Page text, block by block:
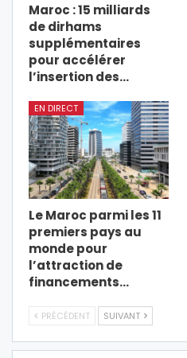
Maroc : 15 milliards
de dirhams
supplémentaires
pour accélérer
l’insertion des…
EN DIRECT
Le Maroc parmi les 11
premiers pays au
monde pour
l’attraction de
financements…
PRÉCÉDENT SUIVANT